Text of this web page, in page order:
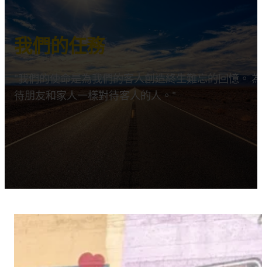
我們的任務
我們的使命是為我們的客人創造終生難忘的回憶。
待朋友和家人一樣對待客人的人。